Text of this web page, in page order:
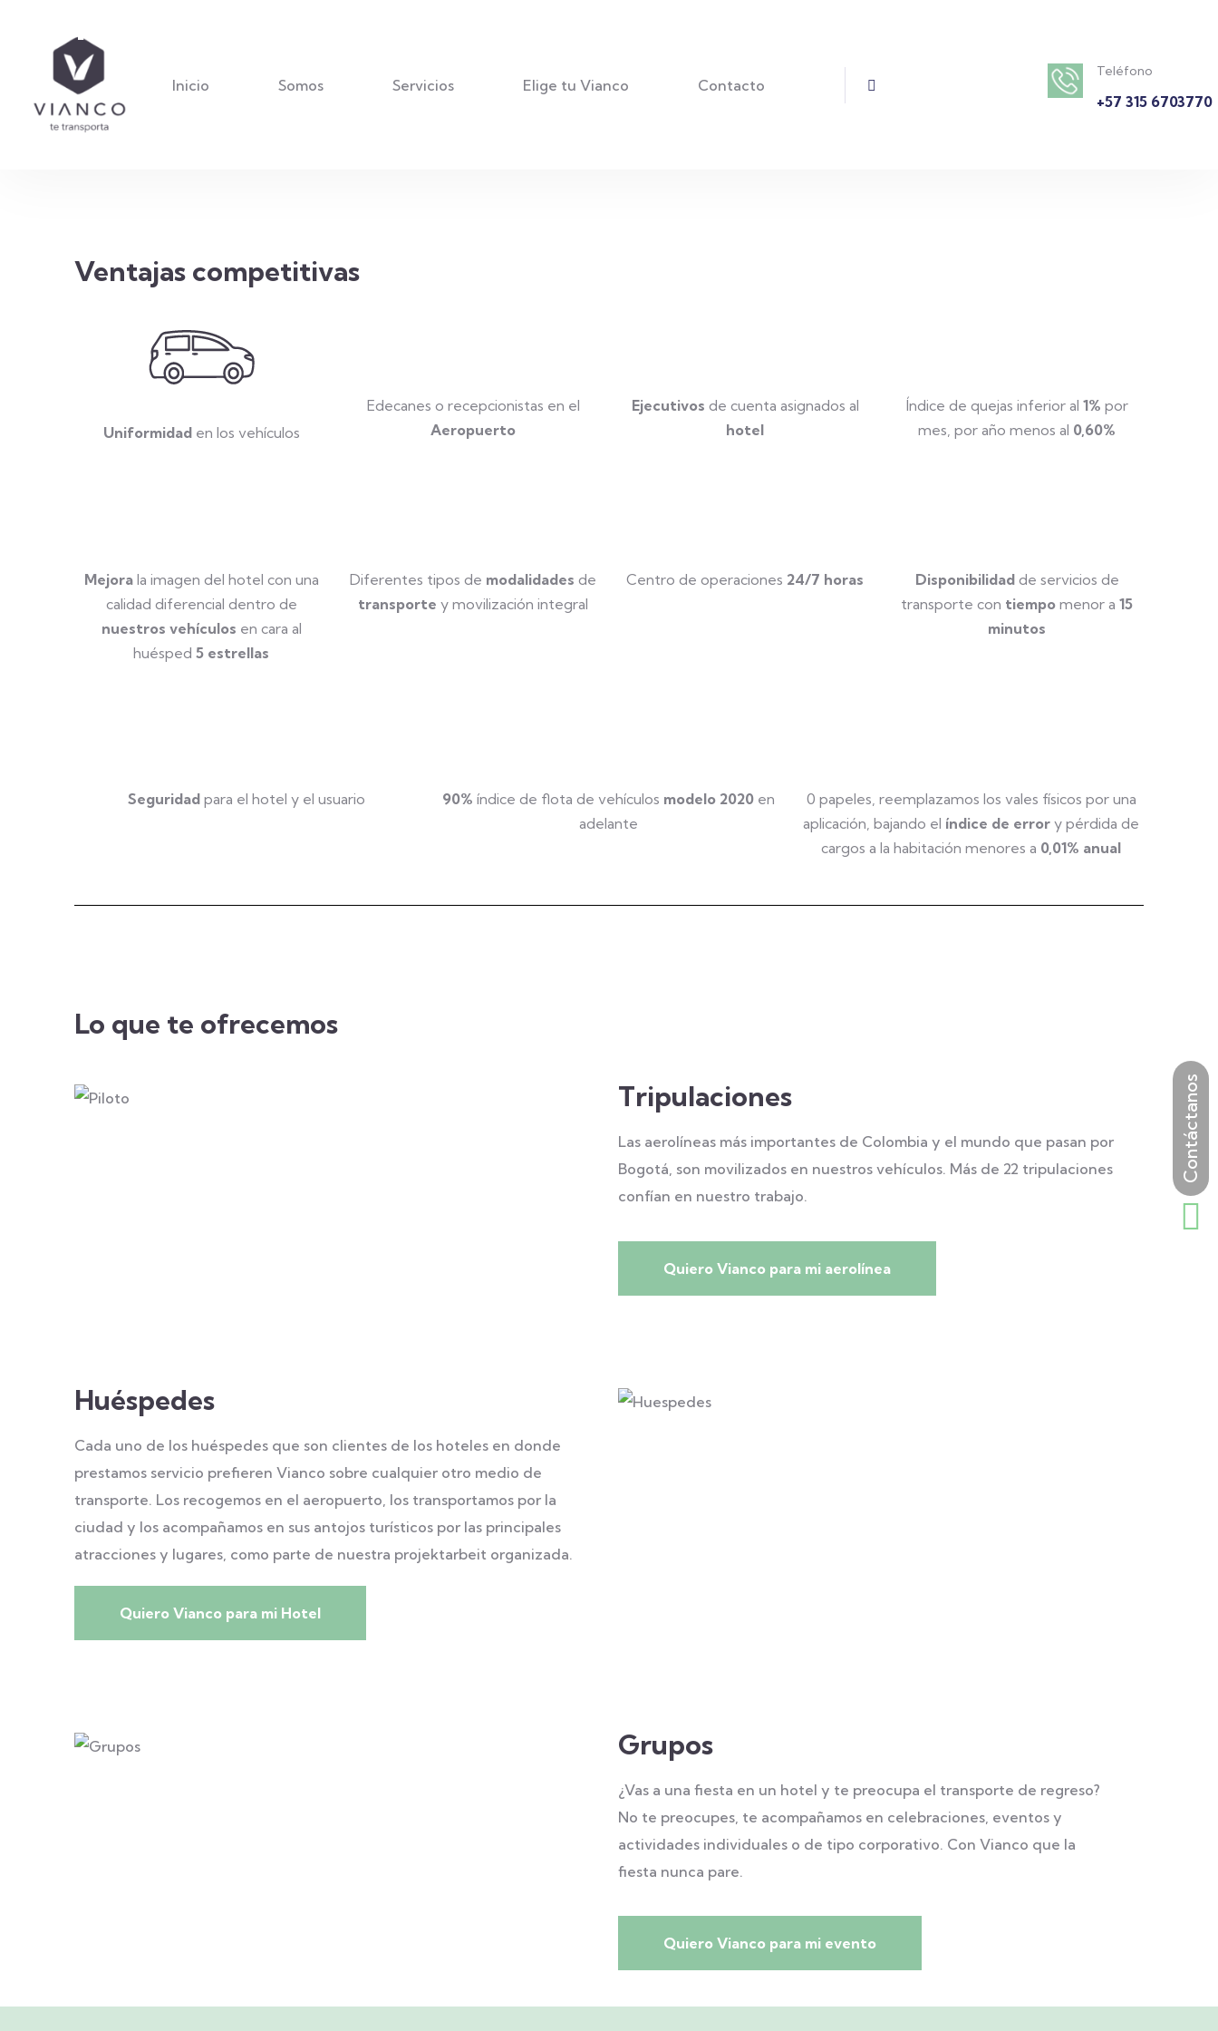
Inicio Somos Servicios Elige tu Vianco Contacto
Teléfono
+57 315 6703770
hoteles
Ventajas competitivas
Uniformidaden los vehículos
Edecanes o recepcionistas en el
Aeropuerto
Ejecutivos de cuenta asignados al
hotel
Índice de quejas inferior al 1% por
mes, por año menos al 0,60%
Mejorala imagen del hotel con una
calidad diferencial dentro de
nuestros vehículos en cara al
huésped 5 estrellas
Diferentes tipos de modalidades de
transporte y movilización integral
Centro de operaciones 24/7 horas Disponibilidadde servicios de
transporte con tiempo menor a 15
minutos
Seguridadpara el hotel y el usuario 90% índice de flota de vehículos modelo 2020 en
adelante
0 papeles, reemplazamos los vales físicos por una
aplicación, bajando el índice de error y pérdida de
cargos a la habitación menores a 0,01% anual
Lo que te ofrecemos
Tripulaciones
Las aerolíneas más importantes de Colombia y el mundo que pasan por
Bogotá, son movilizados en nuestros vehículos. Más de 22 tripulaciones
confían en nuestro trabajo.
Quiero Vianco para mi aerolínea
Huéspedes
Cada uno de los huéspedes que son clientes de los hoteles en donde
prestamos servicio prefieren Vianco sobre cualquier otro medio de
transporte. Los recogemos en el aeropuerto, los transportamos por la
ciudad y los acompañamos en sus antojos turísticos por las principales
atracciones y lugares, como parte de nuestra projektarbeit organizada.
Quiero Vianco para mi Hotel
Grupos
¿Vas a una fiesta en un hotel y te preocupa el transporte de regreso?
No te preocupes, te acompañamos en celebraciones, eventos y
actividades individuales o de tipo corporativo. Con Vianco que la
fiesta nunca pare.
Quiero Vianco para mi evento